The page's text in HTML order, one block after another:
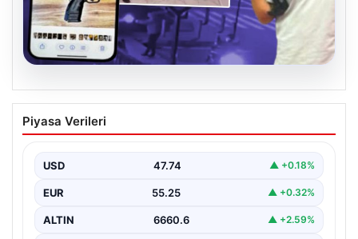
Casperlar çetesine yeni iddianame
Piyasa Verileri
USD 47.74 ▲ +0.18%
EUR 55.25 ▲ +0.32%
ALTIN 6660.6 ▲ +2.59%